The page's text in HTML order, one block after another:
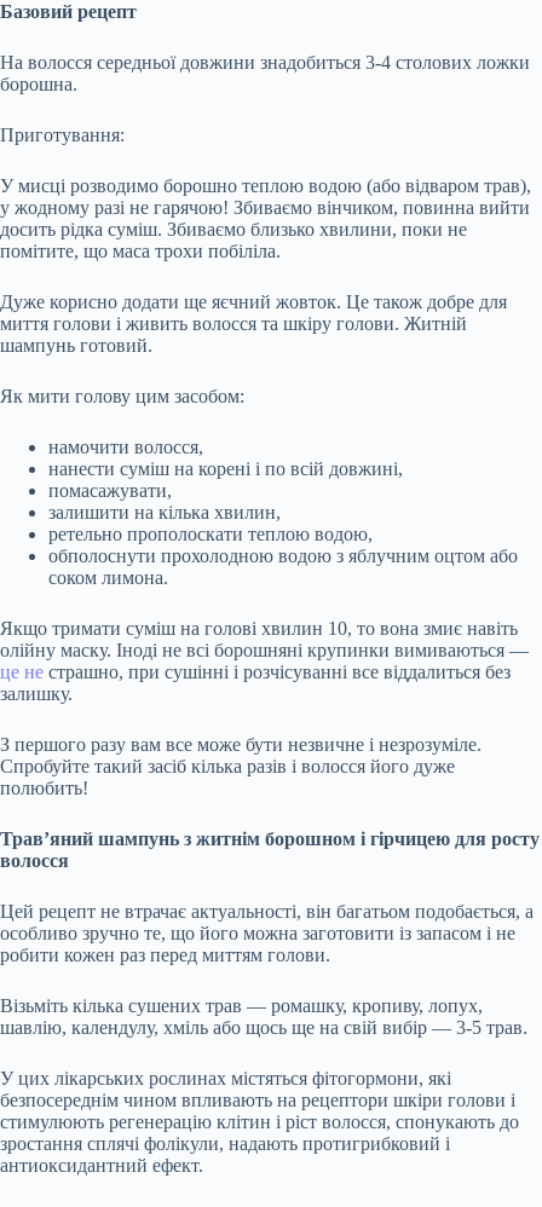
Базовий рецепт
На волосся середньої довжини знадобиться 3-4 столових ложки
борошна.
Приготування:
У мисці розводимо борошно теплою водою (або відваром трав),
у жодному разі не гарячою! Збиваємо вінчиком, повинна вийти
досить рідка суміш. Збиваємо близько хвилини, поки не
помітите, що маса трохи побіліла.
Дуже корисно додати ще яєчний жовток. Це також добре для
миття голови і живить волосся та шкіру голови. Житній
шампунь готовий.
Як мити голову цим засобом:
намочити волосся,
нанести суміш на корені і по всій довжині,
помасажувати,
залишити на кілька хвилин,
ретельно прополоскати теплою водою,
обполоснути прохолодною водою з яблучним оцтом або
соком лимона.
Якщо тримати суміш на голові хвилин 10, то вона змиє навіть
олійну маску. Іноді не всі борошняні крупинки вимиваються —
це не страшно, при сушінні і розчісуванні все віддалиться без
залишку.
З першого разу вам все може бути незвичне і незрозуміле.
Спробуйте такий засіб кілька разів і волосся його дуже
полюбить!
Трав’яний шампунь з житнім борошном і гірчицею для росту
волосся
Цей рецепт не втрачає актуальності, він багатьом подобається, а
особливо зручно те, що його можна заготовити із запасом і не
робити кожен раз перед миттям голови.
Візьміть кілька сушених трав — ромашку, кропиву, лопух,
шавлію, календулу, хміль або щось ще на свій вибір — 3-5 трав.
У цих лікарських рослинах містяться фітогормони, які
безпосереднім чином впливають на рецептори шкіри голови і
стимулюють регенерацію клітин і ріст волосся, спонукають до
зростання сплячі фолікули, надають протигрибковий і
антиоксидантний ефект.